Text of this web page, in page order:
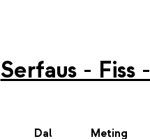
Serfaus - Fiss -
Dal
Meting